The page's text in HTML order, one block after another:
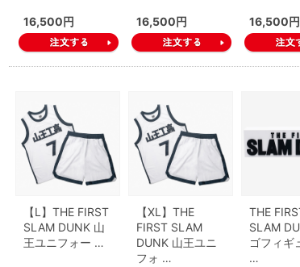
16,500円 16,500円 16,500円
【L】THE FIRST
SLAM DUNK 山
王ユニフォー …
【XL】THE
FIRST SLAM
DUNK 山王ユニ
フォ …
THE
SLAM
ゴフィギ
…